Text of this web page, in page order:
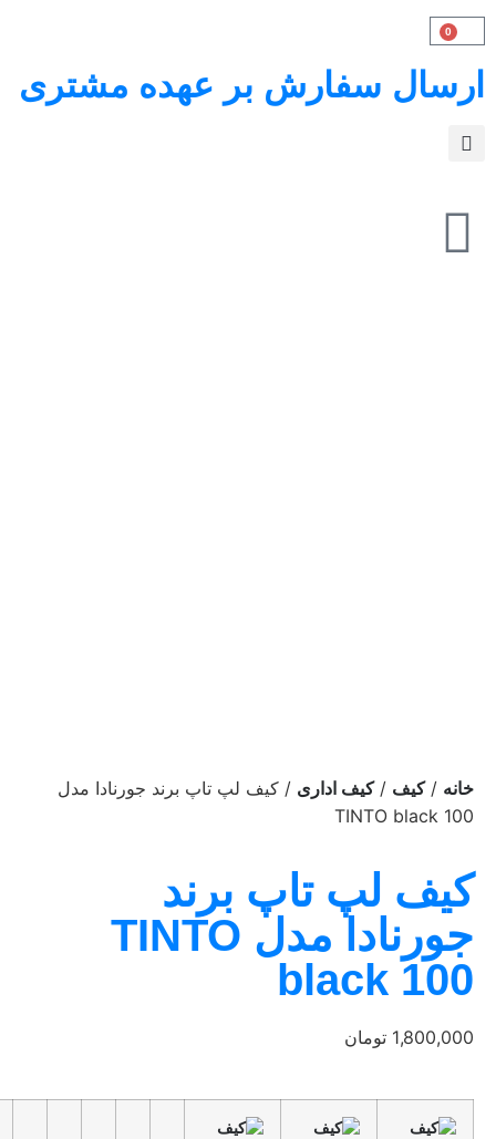
سفارش بر عهده مشتری
خانه/کیف/کیف اداری/ کیف لپ تاپ برند جورنادا مدل
TINTO black 100
کیف لپ تاپ برند
جورنادا مدل TINTO
black 100
1,800,000 تومان